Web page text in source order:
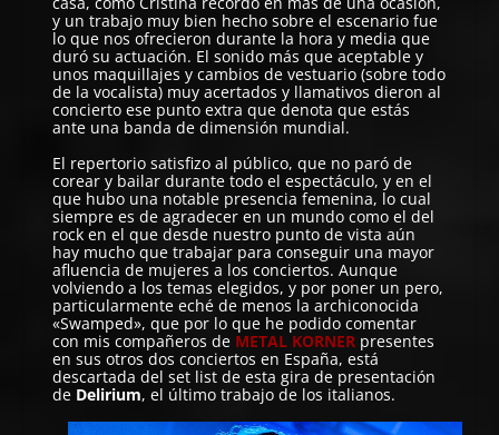
y un trabajo muy bien hecho sobre el escenario fue
lo que nos ofrecieron durante la hora y media que
duró su actuación. El sonido más que aceptable y
unos maquillajes y cambios de vestuario (sobre todo
de la vocalista) muy acertados y llamativos dieron al
concierto ese punto extra que denota que estás
ante una banda de dimensión mundial.
El repertorio satisfizo al público, que no paró de
corear y bailar durante todo el espectáculo, y en el
que hubo una notable presencia femenina, lo cual
siempre es de agradecer en un mundo como el del
rock en el que desde nuestro punto de vista aún
hay mucho que trabajar para conseguir una mayor
afluencia de mujeres a los conciertos. Aunque
volviendo a los temas elegidos, y por poner un pero,
particularmente eché de menos la archiconocida
«Swamped», que por lo que he podido comentar
con mis compañeros de METAL KORNER presentes
en sus otros dos conciertos en España, está
descartada del set list de esta gira de presentación
de Delirium, el último trabajo de los italianos.